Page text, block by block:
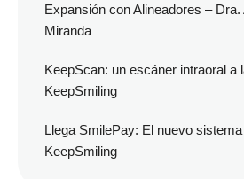
Expansión con Alineadores –
Miranda
KeepScan: un escáner intraoral a
KeepSmiling
Llega SmilePay: El nuevo
KeepSmiling